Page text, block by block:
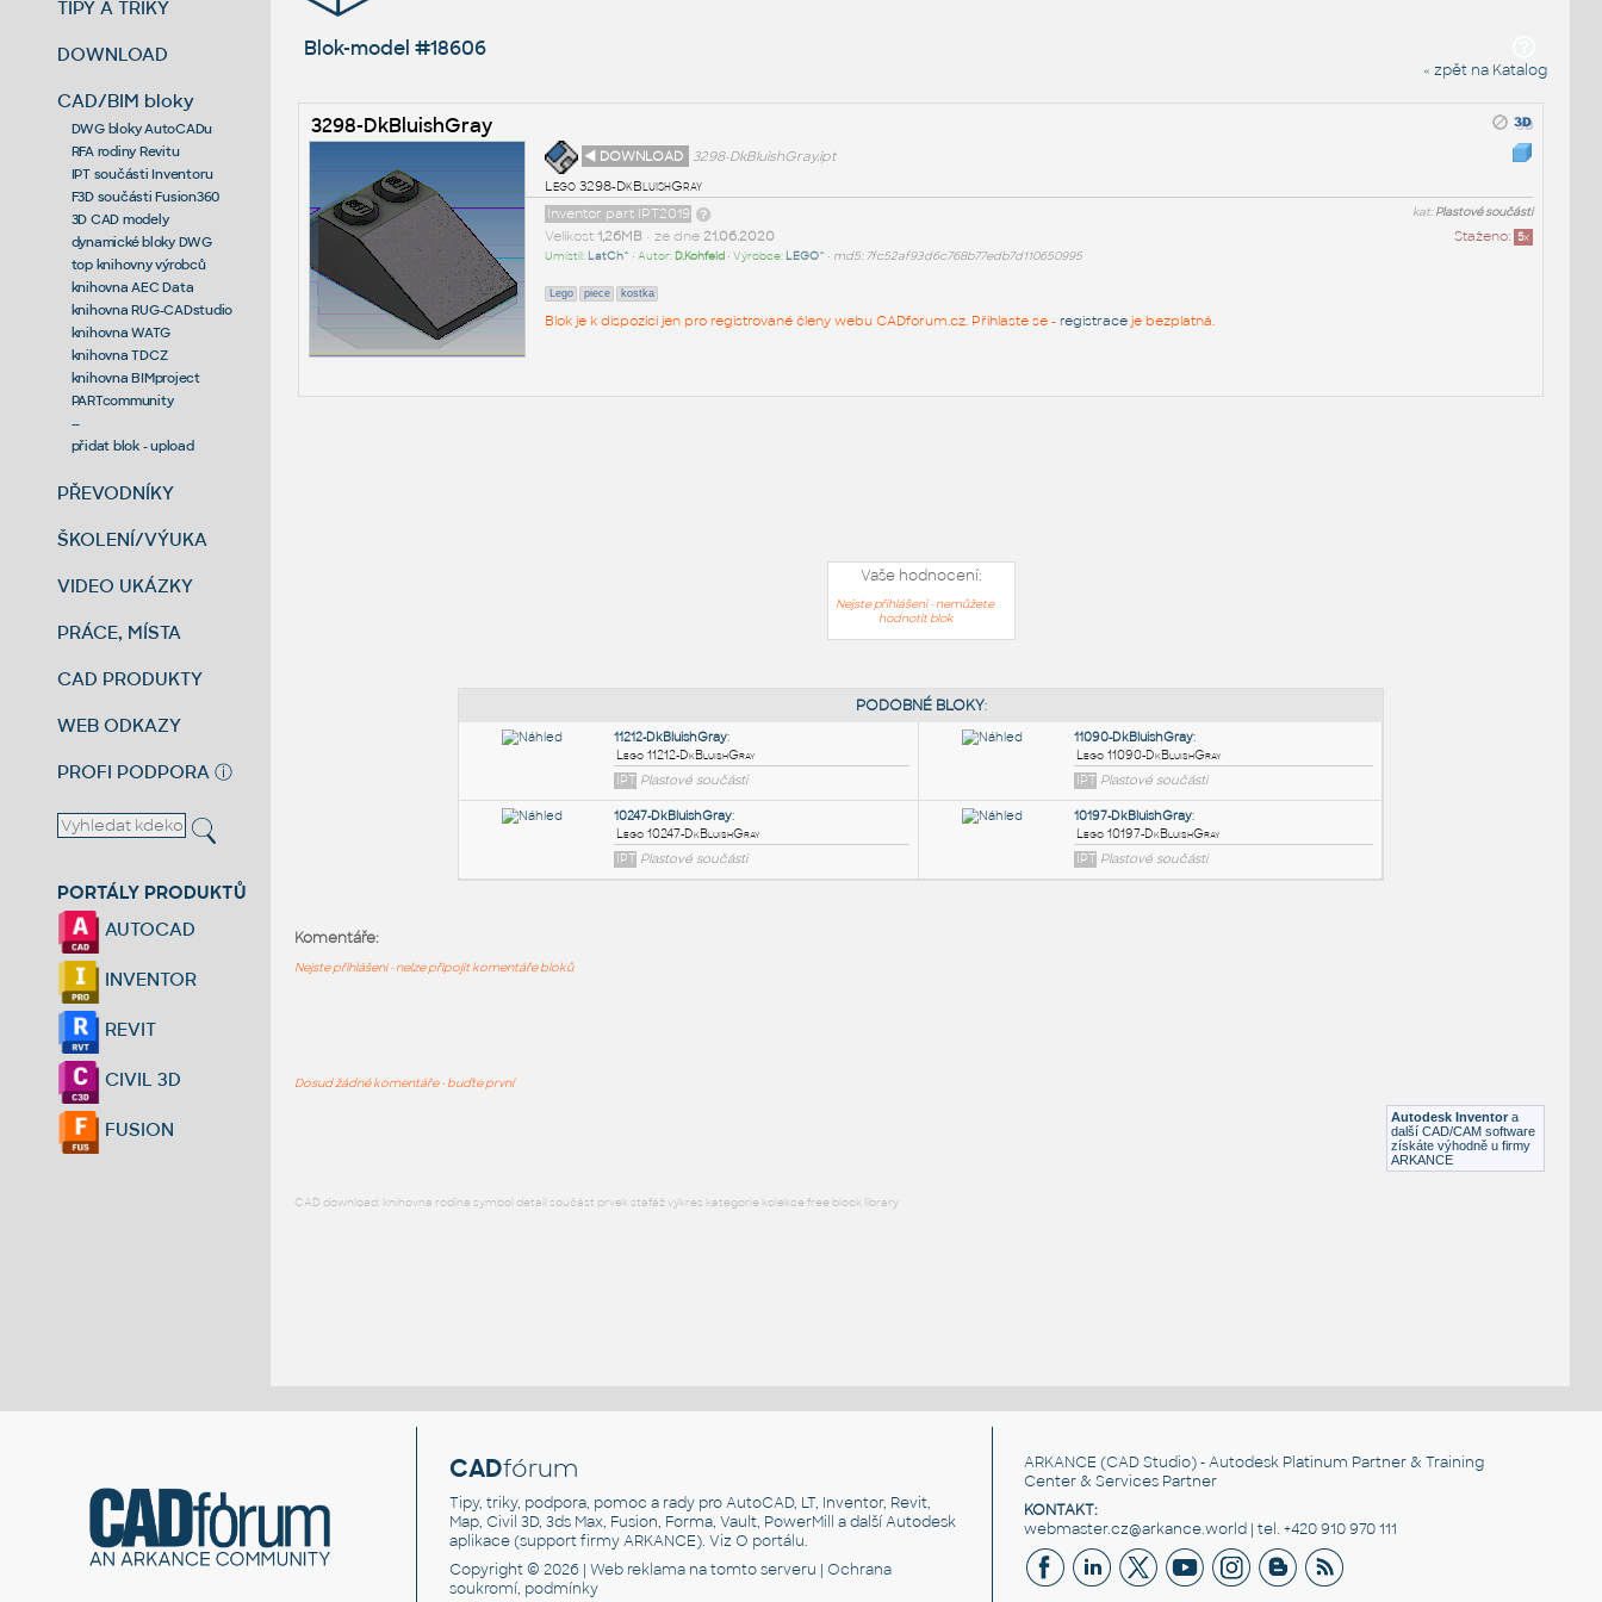
TIPY A TRIKY
DOWNLOAD
CAD/BIM bloky
DWG bloky AutoCADu
RFA rodiny Revitu
IPT součásti Inventoru
F3D součásti Fusion360
3D CAD modely
dynamické bloky DWG
top knihovny výrobců
knihovna AEC Data
knihovna RUG-CADstudio
knihovna WATG
knihovna TDCZ
knihovna BIMproject
PARTcommunity
--
přidat blok - upload
PŘEVODNÍKY
ŠKOLENÍ/VÝUKA
VIDEO UKÁZKY
PRÁCE, MÍSTA
CAD PRODUKTY
WEB ODKAZY
PROFI PODPORA ⓘ
PORTÁLY PRODUKTŮ
AUTOCAD
INVENTOR
REVIT
CIVIL 3D
FUSION
Blok-model #18606
« zpět na Katalog
3298-DkBluishGray
◄ DOWNLOAD
3298-DkBluishGray.ipt
Lego 3298-DkBluishGray
kat:Plastové součásti
Inventor part IPT2019
Staženo: 5x
Velikost 1,26MB• ze dne 21.06.2020
Umístil: LatCh^ • Autor: D.Kohfeld• Výrobce: LEGO^ • md5: 7fc52af93d6c768b77edb7d110650995
Lego piece kostka
Blok je k dispozici jen pro registrované členy webu CADforum.cz. Přihlaste se - registraceje bezplatná.
Vaše hodnocení:
Nejste přihlášeni - nemůžete
hodnotit blok
Plastové součásti
Autodesk Inventor a
další CAD/CAM software
získáte výhodně u firmy
ARKANCE
Komentáře:
Nejste přihlášeni - nelze připojit komentáře bloků
Dosud žádné komentáře - buďte první
CAD download: knihovna rodina symbol detail součást prvek stafáž výkres kategorie kolekce free block library
CADfórum
Tipy, triky, podpora, pomoc a rady pro AutoCAD, LT, Inventor, Revit,
Map, Civil 3D, 3ds Max, Fusion, Forma, Vault, PowerMill a další Autodesk
aplikace (support firmy ARKANCE). VizO portálu.
Copyright © 2026 |Web reklama na tomto serveru |Ochrana
soukromí, podmínky
ARKANCE (CAD Studio) - Autodesk Platinum Partner & Training
Center & Services Partner
KONTAKT:
webmaster.cz@arkance.world | tel. +420 910 970 111